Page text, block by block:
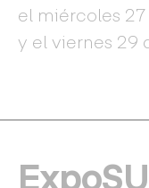
el miércoles
y el viernes 29